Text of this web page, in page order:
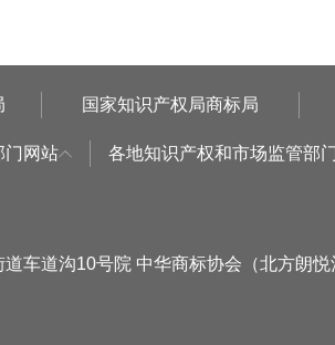
国家知识产权局商标局
门网站 各地知识产权和市场监管部
车道沟10号院 中华商标协会（北方朗悦